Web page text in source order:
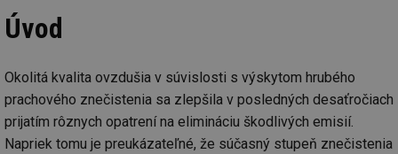
Úvod
Okolitá kvalita ovzdušia v súvislosti s výskytom hrubého
prachového znečistenia sa zlepšila v posledných desaťročiach
prijatím rôznych opatrení na elimináciu škodlivých emisií.
Napriek tomu je preukázateľné, že súčasný stupeň znečistenia